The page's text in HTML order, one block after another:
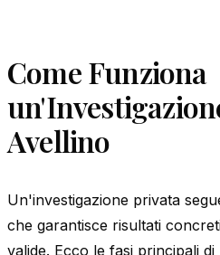
Come Funziona
Avellino
Un'investigazione privata
che garantisce risultati
valide. Ecco le fasi principali